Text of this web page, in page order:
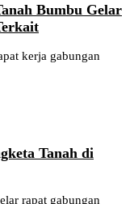
Bumbu Gelar
kerja gabungan
Tanah di
rapat gabungan